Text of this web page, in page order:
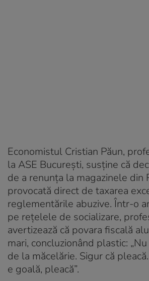
Economistul Cristian Păun,
la ASE București, susține că
de a renunța la magazinele din
provocată direct de taxarea
reglementările abuzive. Într-o
pe rețelele de socializare,
avertizează că povara fiscală
mari, concluzionând plastic:
de la măcelărie. Sigur că
e goală, pleacă”.